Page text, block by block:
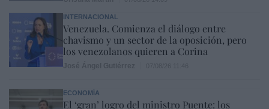
INTERNACIONAL
Venezuela. Comienza el diálogo entre
chavismo y un sector de la oposición, pero
los venezolanos quieren a Corina
ECONOMÍA
El ‘gran’ logro del ministro Puente: los